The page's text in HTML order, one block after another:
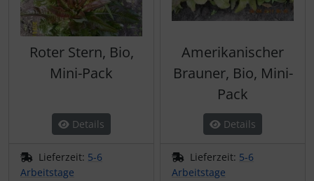
Roter Stern, Bio,
Mini-Pack
Details
Lieferzeit: 5-6
Arbeitstage
Amerikanischer
Brauner, Bio, Mini-
Pack
Details
Lieferzeit: 5-6
Arbeitstage